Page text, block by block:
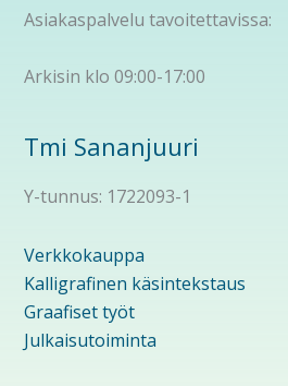
Asiakaspalvelu tavoitettavissa:
Arkisin klo 09:00-17:00
Tmi Sananjuuri
Y-tunnus: 1722093-1
Verkkokauppa
Kalligrafinen käsintekstaus
Graafiset työt
Julkaisutoiminta